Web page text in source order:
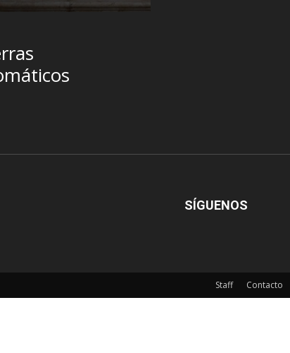
SÍGUENOS
Staff Contacto